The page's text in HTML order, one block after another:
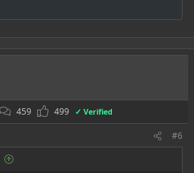
459 499 ✓ Verified
#6